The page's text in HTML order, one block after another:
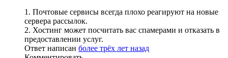
1. Почтовые сервисы всегда плохо реагируют на новые
сервера рассылок.
2. Хостинг может посчитать вас спамерами и отказать в
предоставлении услуг.
Ответ написан более трёх лет назад